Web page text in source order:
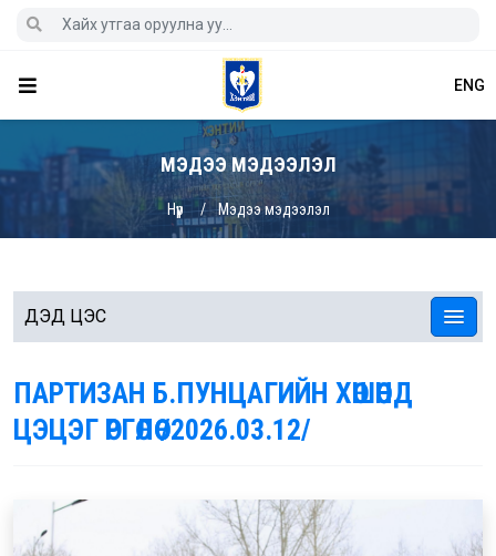
ENG
МЭДЭЭ МЭДЭЭЛЭЛ
Нүүр Мэдээ мэдээлэл
ДЭД ЦЭС
ПАРТИЗАН Б.ПУНЦАГИЙН ХӨШӨӨНД
ЦЭЦЭГ ӨРГӨЛӨӨ /2026.03.12/